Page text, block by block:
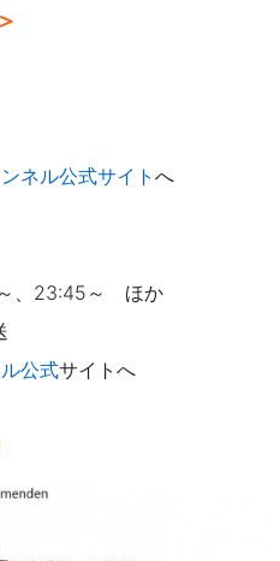
ネル公式サイトへ
、23:45～ ほか
公式サイトへ